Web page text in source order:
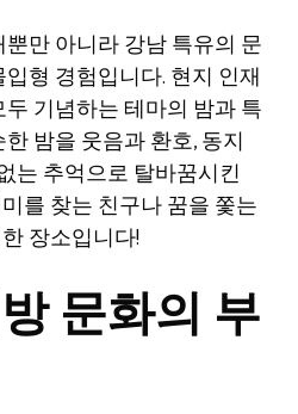
만 아니라 강남 특유의 문
형 경험입니다. 현지 인재
기념하는 테마의 밤과 특
밤을 웃음과 환호, 동지
는 추억으로 탈바꿈시킨
를 찾는 친구나 꿈을 쫓는
장소입니다!
문화의 부